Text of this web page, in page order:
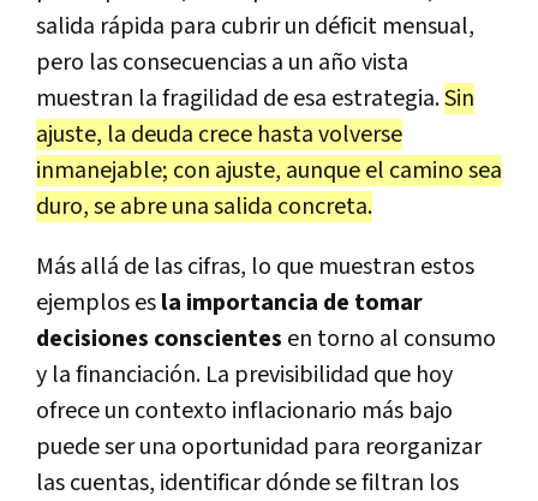
salida rápida para cubrir un déficit mensual,
pero las consecuencias a un año vista
muestran la fragilidad de esa estrategia.Sin
ajuste, la deuda crece hasta volverse
inmanejable; con ajuste, aunque el camino sea
duro, se abre una salida concreta.
Más allá de las cifras, lo que muestran estos
ejemplos esla importancia de tomar
decisiones conscientes en torno al consumo
y la financiación. La previsibilidad que hoy
ofrece un contexto inflacionario más bajo
puede ser una oportunidad para reorganizar
las cuentas, identificar dónde se filtran los